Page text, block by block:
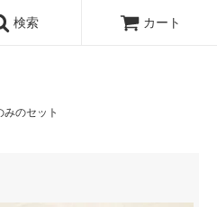
検索 カート
のセット